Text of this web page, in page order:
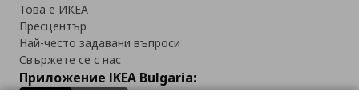
Това е ИКЕА
Пресцентър
Най-често задавани въпроси
Свържете се с нас
Приложение IKEA Bulgaria: